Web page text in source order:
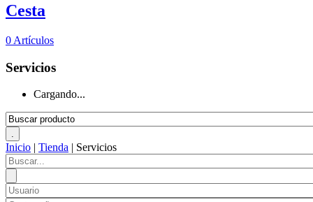
Cesta
0 Artículos
Servicios
Cargando...
Inicio | Tienda | Servicios